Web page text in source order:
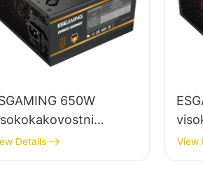
650W
za namizne
s polnim
Details View